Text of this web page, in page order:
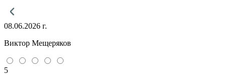
08.06.2026 г.
Виктор Мещеряков
5